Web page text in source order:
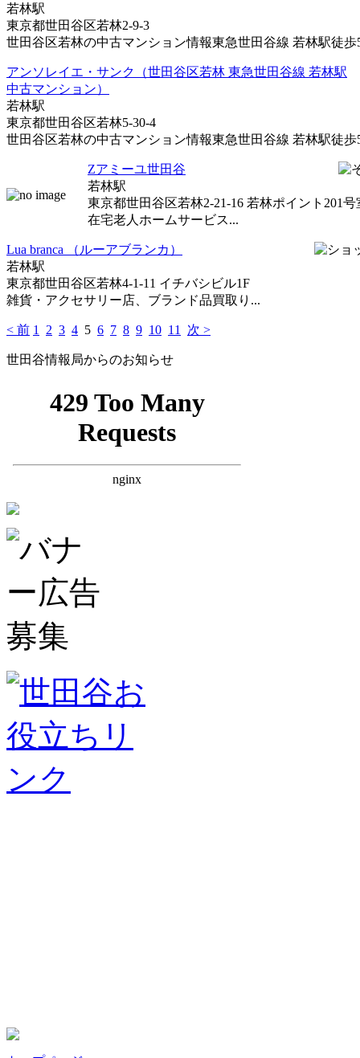
若林駅
東京都世田谷区若林2-9-3
世田谷区若林の中古マンション情報東急世田谷線 若林駅徒歩
アンソレイエ・サンク（世田谷区若林 東急世田谷線 若林駅
中古マンション）
若林駅
東京都世田谷区若林5-30-4
世田谷区若林の中古マンション情報東急世田谷線 若林駅徒歩
Zアミーユ世田谷
若林駅
東京都世田谷区若林2-21-16 若林ポイント201号
在宅老人ホームサービス...
Lua branca （ルーアブランカ）
若林駅
東京都世田谷区若林4-1-11 イチバシビル1F
雑貨・アクセサリー店、ブランド品買取り...
< 前 1 2 3 4 5 6 7 8 9 10 11 次 >
世田谷情報局からのお知らせ